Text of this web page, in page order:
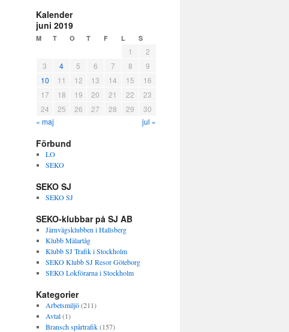
Kalender
juni 2019
M T O T F L S
« maj jul »
1
2
3
4 5 6 7 8
9
10
11 12 13 14 15
16
17
18 19 20 21 22
23
24
25 26 27 28 29 30
Förbund
LO
SEKO
SEKO SJ
SEKO SJ
SEKO-klubbar på SJ AB
Järnvägsklubben i Hallsberg
Klubb Mälartåg
Klubb SJ Trafik i Stockholm
SEKO Klubb SJ Resor Göteborg
SEKO Lokförarna i Stockholm
Kategorier
Arbetsmiljö(211)
Avtal(1)
Bransch spårtrafik(157)